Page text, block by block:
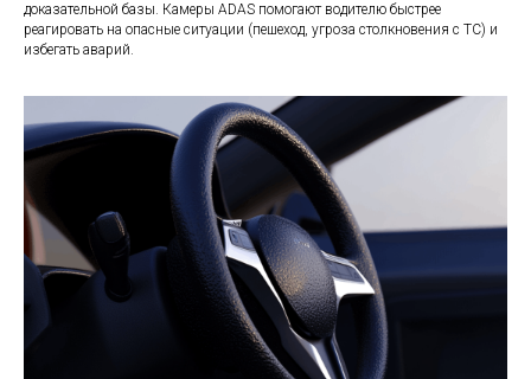
доказательной базы. Камеры ADAS помогают водителю быстрее
реагировать на опасные ситуации (пешеход, угроза столкновения с ТС) и
избегать аварий.